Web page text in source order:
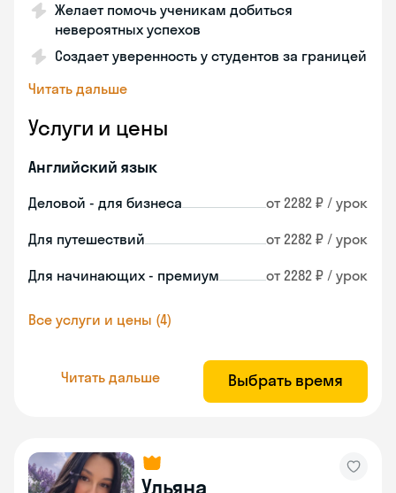
Желает помочь ученикам добиться
невероятных успехов
Создает уверенность у студентов за границей
Читать дальше
Услуги и цены
Английский язык
Деловой - для бизнеса от 2282 ₽ / урок
Для путешествий от 2282 ₽ / урок
Для начинающих - премиум от 2282 ₽ / урок
Все услуги и цены (4)
Читать дальше Выбрать время
Ульяна